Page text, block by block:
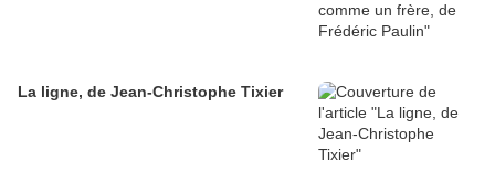
La ligne, de Jean-Christophe Tixier